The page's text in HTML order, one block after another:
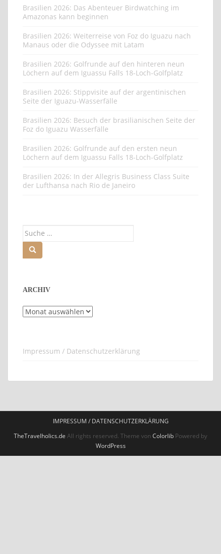
Brasilien 2026: Das Abenteuer Birdwatching im
Amazonas kann beginnen
Brasilien 2026: Weiterreise von Foz do Iguazu nach
Manaus oder die Odyssee mit Latam
Brasilien 2026: Golfrunde auf den hinteren neun
Löchern auf dem Iguassu Falls 18-Loch-Golfplatz
Brasilien 2026: Stippvisite auf der argentinischen
Seite der Iguazu-Wasserfälle
Brasilien 2026: Besuch der brasilianischen Seite der
Foz do Iguazu Wasserfälle
Brasilien 2026: Golfrunde auf den ersten neun
Löchern auf dem Iguassu Falls 18-Loch-Golfplatz
Brasilien 2026: In der Allegris Business Class Suite
der Lufthansa nach Rio de Janeiro
ARCHIV
Archiv
Impressum / Datenschutzerklärung
IMPRESSUM / DATENSCHUTZERKLÄRUNG
TheTravelholics.de All rights reserved. Theme von Colorlib Powered by
WordPress